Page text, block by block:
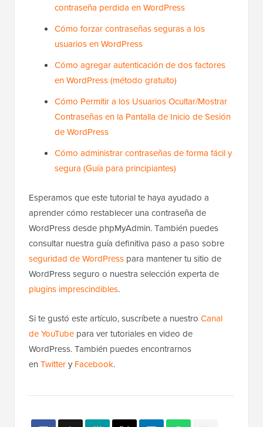
contraseña perdida en WordPress
Cómo forzar contraseñas seguras a los
usuarios en WordPress
Cómo agregar autenticación de dos factores
en WordPress (método gratuito)
Cómo Permitir a los Usuarios Ocultar/Mostrar
Contraseñas en la Pantalla de Inicio de Sesión
de WordPress
Cómo administrar contraseñas de forma fácil y
segura (Guía para principiantes)
Esperamos que este tutorial te haya ayudado a
aprender cómo restablecer una contraseña de
WordPress desde phpMyAdmin. También puedes
consultar nuestra guía definitiva paso a paso sobre
seguridad de WordPress para mantener tu sitio de
WordPress seguro o nuestra selección experta de
plugins imprescindibles.
Si te gustó este artículo, suscríbete a nuestro Canal
de YouTube para ver tutoriales en video de
WordPress. También puedes encontrarnos
en Twittery Facebook.